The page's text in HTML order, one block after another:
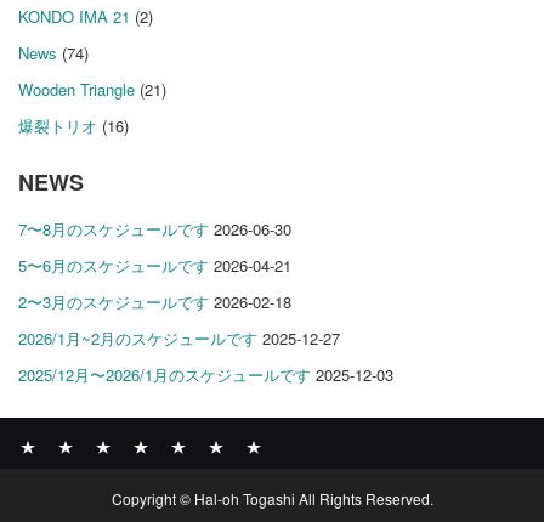
KONDO IMA 21 (2)
News (74)
Wooden Triangle (21)
爆裂トリオ (16)
NEWS
7〜8月のスケジュールです 2026-06-30
5〜6月のスケジュールです 2026-04-21
2〜3月のスケジュールです 2026-02-18
2026/1月~2月のスケジュールです 2025-12-27
2025/12月〜2026/1月のスケジュールです 2025-12-03
RECORDS
PROFILE
Copyright © Hal-oh Togashi All Rights Reserved.